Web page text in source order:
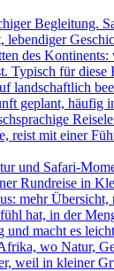
Begleitung.
des
Typisch für diese
landschaftlich
geplant, häufig
reist mit einer
und Safari-
Rundreise in
mehr
hat, in der
macht es
wo Natur,
weil in kleiner